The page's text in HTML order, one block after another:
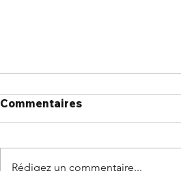
Commentaires
Rédigez un commentaire...